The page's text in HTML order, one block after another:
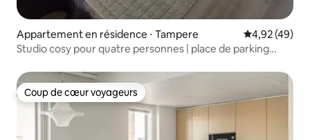
Appartement en résidence ⋅ Tampere Évaluation
4,92 (49)
Studio cosy pour quatre personnes | place de parking
Coup de cœur voyageurs
Coup de cœur voyageurs